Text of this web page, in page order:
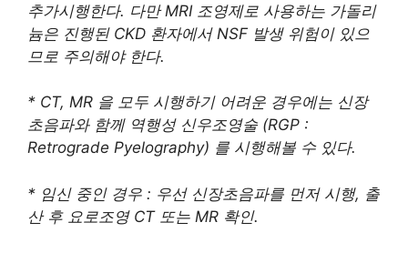
추가시행한다. 다만 MRI 조영제로 사용하는 가돌리
늄은 진행된 CKD 환자에서 NSF 발생 위험이 있으
므로 주의해야 한다.
* CT, MR 을 모두 시행하기 어려운 경우에는 신장
초음파와 함께 역행성 신우조영술 (RGP :
Retrograde Pyelography) 를 시행해볼 수 있다.
* 임신 중인 경우 : 우선 신장초음파를 먼저 시행, 출
산 후 요로조영 CT 또는 MR 확인.